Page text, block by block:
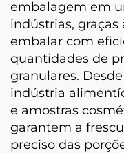
embalagem em
indústrias, graças
embalar com
quantidades de
granulares.
indústria
e amostras
garantem a
preciso das